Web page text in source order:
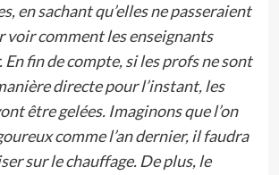
en sachant qu’elles ne passeraient
voir comment les enseignants
fin de compte, si les profs ne sont
directe pour l’instant, les
être gelées. Imaginons que l’on
comme l’an dernier, il faudra
sur le chauffage. De plus, le